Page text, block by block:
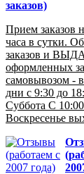
заказов)
Прием заказов
часа в сутки.
заказов и
оформленных
самовывозом -
дни с 9:30 до
Суббота С
Воскресенье